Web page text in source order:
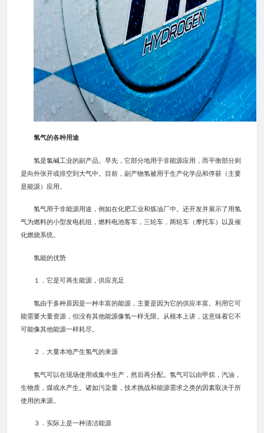
氢气的各种用途
氢是氯碱工业的副产品。早先，它部分地用于非能源应用，而平衡部分则
是向外张开或排空到大气中。目前，副产物氢被用于生产化学品和俘获（主要
是能源）应用。
氢气用于非能源用途，例如在化肥工业和炼油厂中。还开发并展示了用氢
气为燃料的小型发电机组，燃料电池客车，三轮车，两轮车（摩托车）以及催
化燃烧系统。
氢能的优势
１．它是可再生能源，供应充足
氢由于多种原因是一种丰富的能源，主要是因为它的供应丰富。利用它可
能需要大量资源，但没有其他能源像氢一样无限。从根本上讲，这意味着它不
可能像其他能源一样耗尽。
２．大量本地产生氢气的来源
氢气可以在现场使用或集中生产，然后再分配。氢气可以由甲烷，汽油，
生物质，煤或水产生。诸如污染量，技术挑战和能源需求之类的因素取决于所
使用的来源。
３．实际上是一种清洁能源